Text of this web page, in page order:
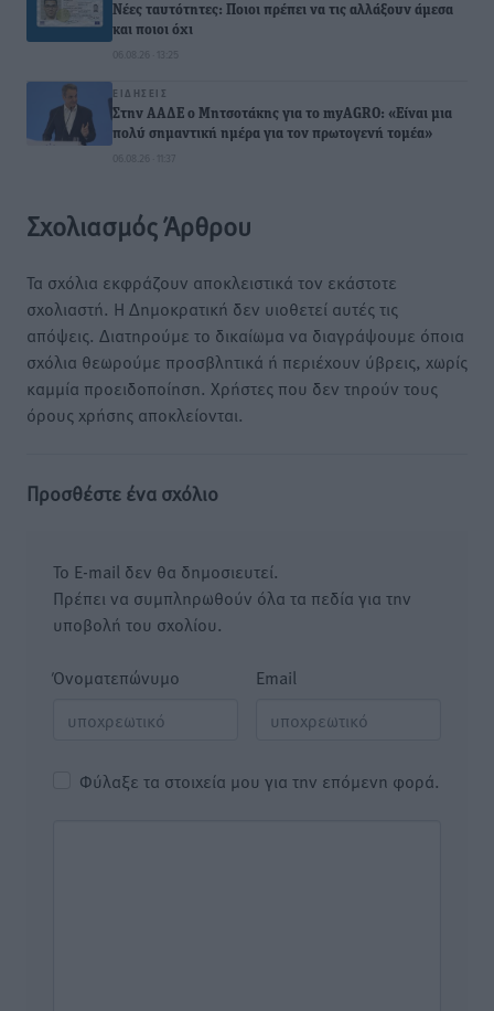
Νέες ταυτότητες: Ποιοι πρέπει να τις αλλάξουν άμεσα
και ποιοι όχι
06.08.26 · 13:25
ΕΙΔΉΣΕΙΣ
Στην ΑΑΔΕ ο Μητσοτάκης για το myAGRO: «Είναι μια
πολύ σημαντική ημέρα για τον πρωτογενή τομέα»
06.08.26 · 11:37
Σχολιασμός Άρθρου
Τα σχόλια εκφράζουν αποκλειστικά τον εκάστοτε
σχολιαστή. Η Δημοκρατική δεν υιοθετεί αυτές τις
απόψεις. Διατηρούμε το δικαίωμα να διαγράψουμε όποια
σχόλια θεωρούμε προσβλητικά ή περιέχουν ύβρεις, χωρίς
καμμία προειδοποίηση. Χρήστες που δεν τηρούν τους
όρους χρήσης αποκλείονται.
Προσθέστε ένα σχόλιο
Το E-mail δεν θα δημοσιευτεί.
Πρέπει να συμπληρωθούν όλα τα πεδία για την
υποβολή του σχολίου.
Όνοματεπώνυμο Email
Φύλαξε τα στοιχεία μου για την επόμενη φορά.